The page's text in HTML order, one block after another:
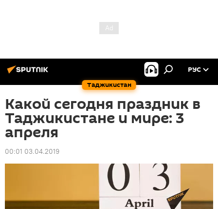
Таджикистан
РУС
Какой сегодня праздник в
Таджикистане и мире: 3
апреля
00:01 03.04.2019